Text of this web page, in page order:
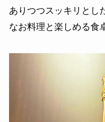
ありつつスッキリとし
なお料理と楽しめる食